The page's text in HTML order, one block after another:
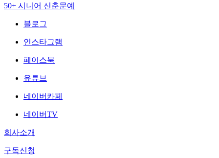
50+ 시니어 신춘문예
블로그
인스타그램
페이스북
유튜브
네이버카페
네이버TV
회사소개
구독신청